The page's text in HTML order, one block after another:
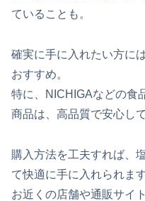
ていることも。
確実に手に入れたい方に
おすすめ。
特に、NICHIGAなどの食
商品は、高品質で安心し
購入方法を工夫すれば、
て快適に手に入れられま
お近くの店舗や通販サイ